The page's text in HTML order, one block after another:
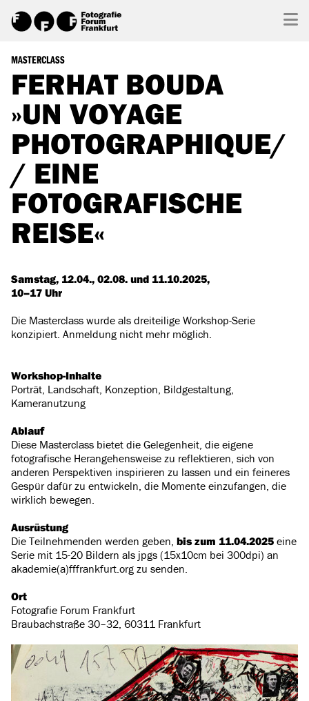
MASTERCLASS
FERHAT BOUDA
»UN VOYAGE
PHOTOGRAPHIQUE/
/ EINE
FOTOGRAFISCHE
REISE«
Samstag, 12.04., 02.08. und 11.10.2025,
10–17 Uhr
Die Masterclass wurde als dreiteilige Workshop-Serie
konzipiert. Anmeldung nicht mehr möglich.
Workshop-Inhalte
Porträt, Landschaft, Konzeption, Bildgestaltung,
Kameranutzung
Ablauf
Diese Masterclass bietet die Gelegenheit, die eigene
fotografische Herangehensweise zu reflektieren, sich von
anderen Perspektiven inspirieren zu lassen und ein feineres
Gespür dafür zu entwickeln, die Momente einzufangen, die
wirklich bewegen.
Ausrüstung
Die Teilnehmenden werden geben, bis zum 11.04.2025 eine
Serie mit 15-20 Bildern als jpgs (15x10cm bei 300dpi) an
akademie(a)fffrankfurt.org zu senden.
Ort
Fotografie Forum Frankfurt
Braubachstraße 30–32, 60311 Frankfurt